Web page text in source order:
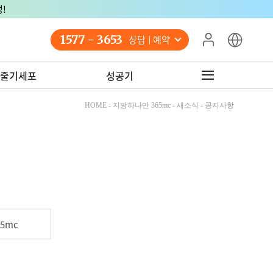
!
1577 - 3653 상담 예약
기세포 성공기
HOME - 지방하나만 365mc - 새소식 - 공지사항